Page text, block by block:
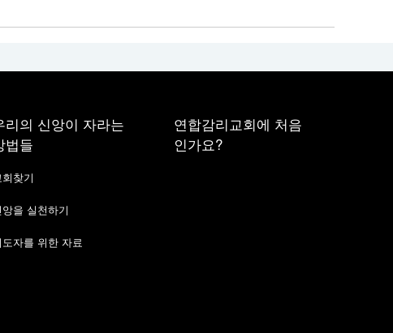
리의 신앙이 자라는
법들
회찾기
을 실천하기
도자를 위한 자료
연합감리교회에 처음
인가요?